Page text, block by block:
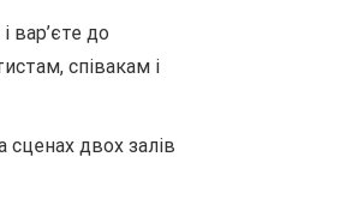
вар’єте до
співакам і
сценах двох залів